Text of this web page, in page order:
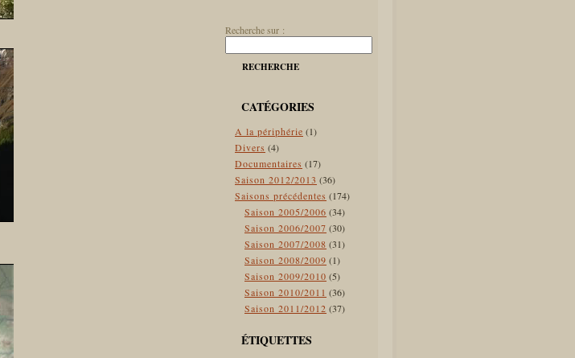
Recherche sur :
RECHERCHE
CATÉGORIES
A la périphérie (1)
Divers (4)
Documentaires (17)
Saison 2012/2013 (36)
Saisons précédentes (174)
Saison 2005/2006 (34)
Saison 2006/2007 (30)
Saison 2007/2008 (31)
Saison 2008/2009 (1)
Saison 2009/2010 (5)
Saison 2010/2011 (36)
Saison 2011/2012 (37)
ÉTIQUETTES